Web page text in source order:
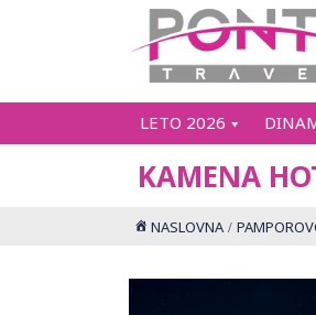
LETO 2026
KAMENA
NASLOVNA